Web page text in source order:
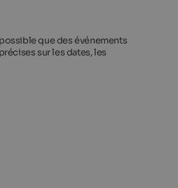
que des événements
sur les dates, les